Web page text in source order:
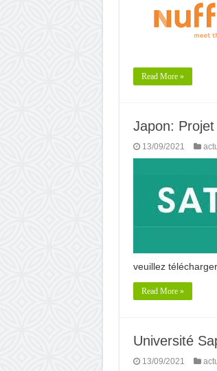
Read More »
Japon: Projet
13/09/2021
veuillez
Read More »
Université
13/09/2021